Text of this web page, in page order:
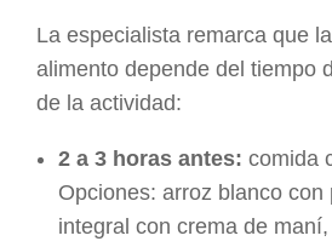
La especialista remarca que
alimento depende del tiempo
de la actividad:
2 a 3 horas antes: comida
Opciones: arroz blanco con
integral con crema de